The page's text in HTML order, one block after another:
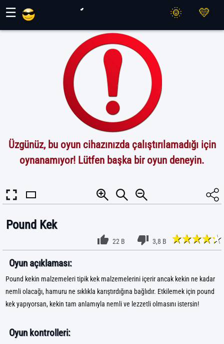
☰
Üzgünüz, bu oyun cihazınızda çalıştırılamadığı için
oynanamıyor! Lütfen başka bir oyun deneyin.
Pound Kek
22 B 3,8 B
Oyun açıklaması:
Pound kekin malzemeleri tipik kek malzemelerini içerir ancak kekin ne kadar
nemli olacağı, hamuru ne sıklıkla karıştırdığına bağlıdır. Etkilemek için pound
kek yapıyorsan, kekin tam anlamıyla nemli ve lezzetli olmasını istersin!
Oyun kontrolleri: